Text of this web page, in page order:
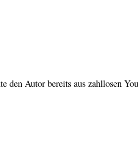
den Autor bereits aus zahllosen